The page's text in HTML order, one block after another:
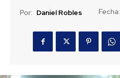
Por: Daniel Robles Fecha: